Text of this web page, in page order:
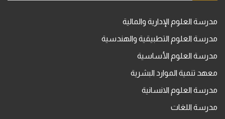
مدرسة العلوم الإدارية والمالية
مدرسة العلوم التطبيقية والهندسية
مدرسة العلوم الأساسية
معهد تنمية الموارد البشرية
مدرسة العلوم الانسانية
مدرسة اللغات